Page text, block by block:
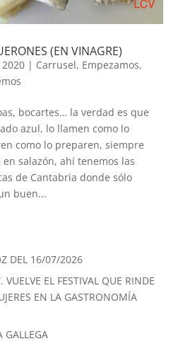
(EN VINAGRE)
| Carrusel, Empezamos,
bocartes… la verdad es que
azul, lo llamen como lo
como lo preparen, siempre
en salazón, ahí tenemos las
de Cantabria donde sólo
buen...
DEL 16/07/2026
VUELVE EL FESTIVAL QUE RINDE
EN LA GASTRONOMÍA
GALLEGA